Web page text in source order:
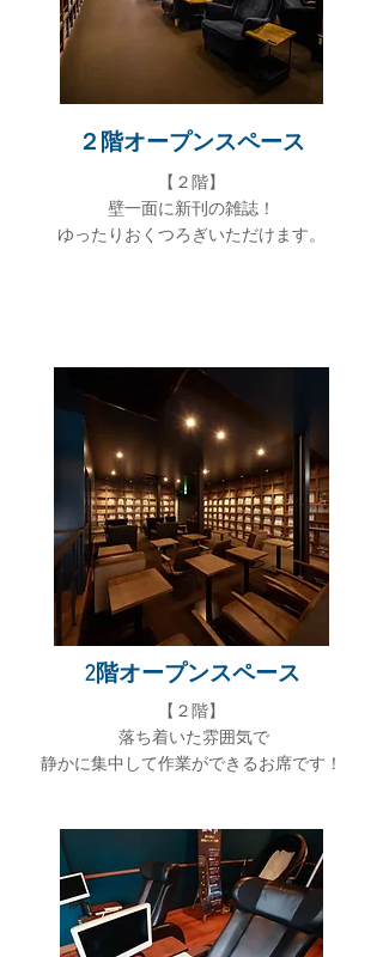
２階​オープンスペース
​【２階】
壁一面に新刊の雑誌！
ゆったりおくつろぎいただけます。
2階オープンスペース
​【２階】
落ち着いた雰囲気で
静かに集中して作業ができるお席です！